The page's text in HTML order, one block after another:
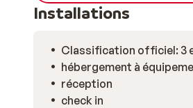
Installations
Classification officiel: 3
hébergement à
réception
check in